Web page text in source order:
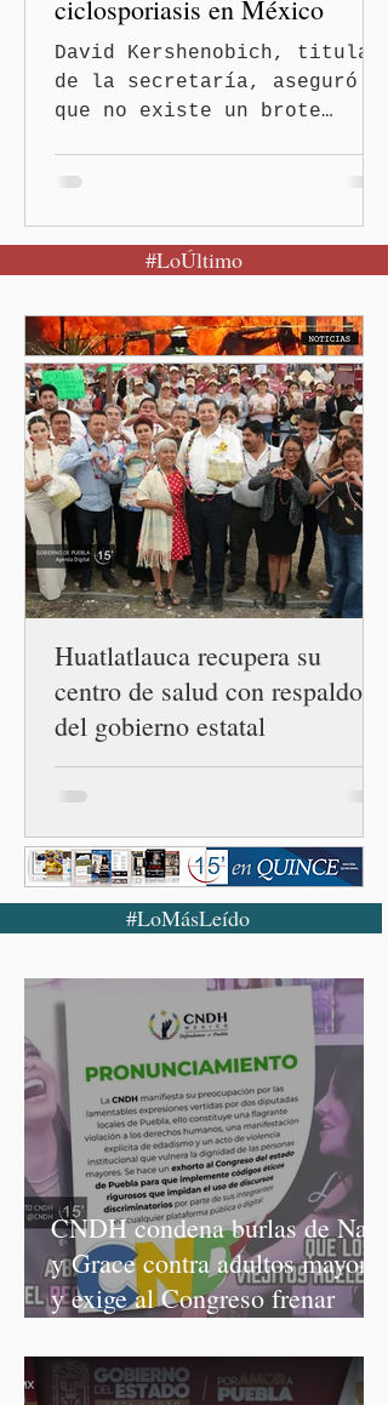
ciclosporiasis en México
David Kershenobich, titular
de la secretaría, aseguró
que no existe un brote
secretario de Salud
federal, David Kershenobich
exista un brote activo de
ciclosporiasis en México,
luego del incremento de
casos registrado en Estados
Unidos. Durante la
conferencia matutina en
Palacio Nacional, el
funcionario informó que en
el país únicamente se han
confirmado 33 casos de esta
enferme
#LoÚltimo
Huatlatlauca recupera su
centro de salud con respaldo
del gobierno estatal
#LoMásLeído
CNDH condena burlas de Nay
y Grace contra adultos mayores
y exige al Congreso frenar